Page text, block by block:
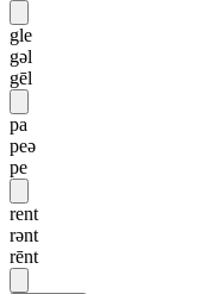
gle
gəl
gēl
pa
peə
pe
rent
rənt
rēnt